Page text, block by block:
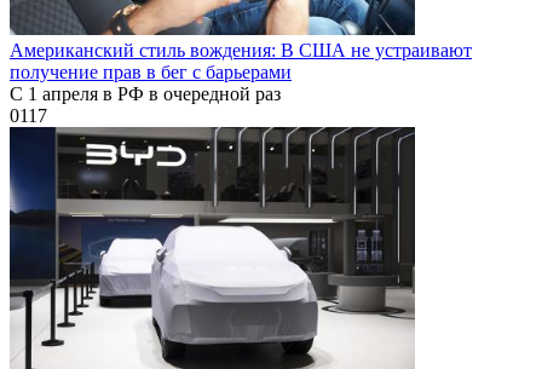
Американский стиль вождения: В США не устраивают
получение прав в бег с барьерами
С 1 апреля в РФ в очередной раз
0117